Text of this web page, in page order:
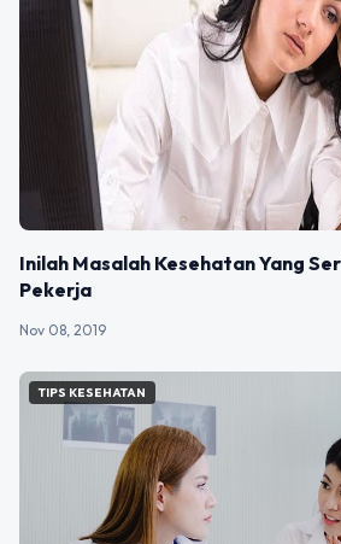
Inilah Masalah Kesehatan Yang
Pekerja
Nov 08, 2019
TIPS KESEHATAN